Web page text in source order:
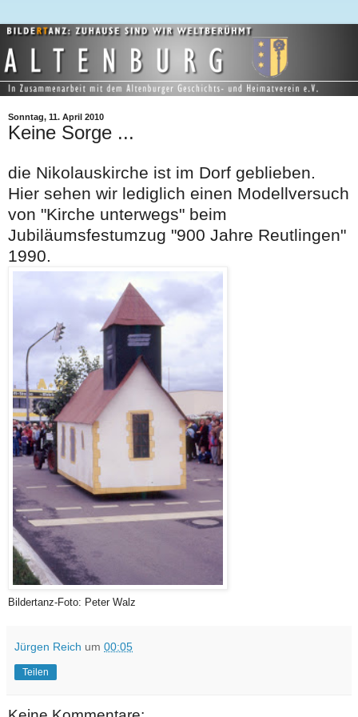
Sonntag, 11. April 2010
Keine Sorge ...
die Nikolauskirche ist im Dorf geblieben.
Hier sehen wir lediglich einen Modellversuch
von "Kirche unterwegs" beim
Jubiläumsfestumzug "900 Jahre Reutlingen"
1990.
Bildertanz-Foto: Peter Walz
Jürgen Reich um 00:05
Teilen